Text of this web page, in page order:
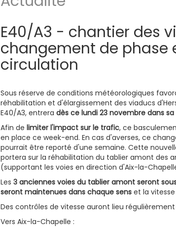
E40/A3 - chantier des
changement de phase
circulation
Sous réserve de conditions météorologiques
réhabilitation et d'élargissement des viaducs
E40/A3, entreradès ce lundi 23 novembre dans
Afin delimiter l'impact sur le trafic, ce
en place ce week-end. En cas d'averses, ce
pourrait être reporté d'une semaine. Cette
portera sur la réhabilitation du tablier amont des
(supportant les voies en direction d'Aix-la-
Les3 anciennes voies du tablier amont seront
seront maintenues dans chaque sens et la
Des contrôles de vitesse auront lieu régulièrement
Vers Aix-la-Chapelle :